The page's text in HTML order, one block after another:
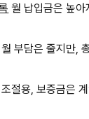
월 납입금은 높
월 부담은 줄지만,
절용, 보증금은